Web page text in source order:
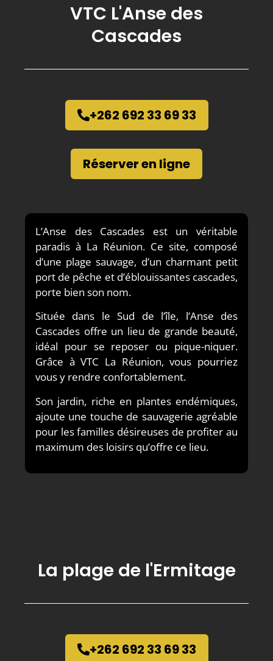
VTC L'Anse des
Cascades
+262 692 33 69 33
Réserver en ligne
L’Anse des Cascades est un véritable
paradis à La Réunion. Ce site, composé
d’une plage sauvage, d’un charmant petit
port de pêche et d’éblouissantes cascades,
porte bien son nom.
Située dans le Sud de l’île, l’Anse des
Cascades offre un lieu de grande beauté,
idéal pour se reposer ou pique-niquer.
Grâce à VTC La Réunion, vous pourriez
vous y rendre confortablement.
Son jardin, riche en plantes endémiques,
ajoute une touche de sauvagerie agréable
pour les familles désireuses de profiter au
maximum des loisirs qu’offre ce lieu.
La plage de l'Ermitage
+262 692 33 69 33